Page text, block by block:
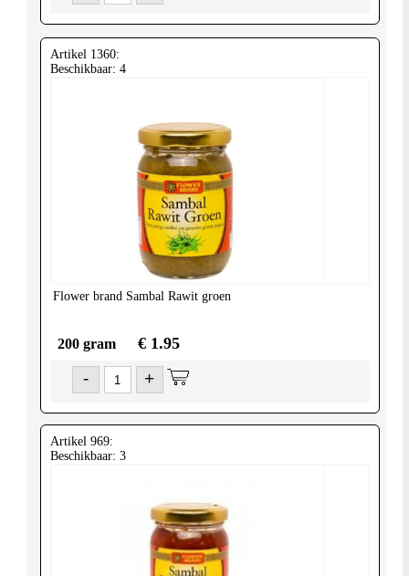
Artikel 1360:
Beschikbaar: 4
Flower brand Sambal Rawit groen
200 gram € 1.95
- +
Artikel 969:
Beschikbaar: 3